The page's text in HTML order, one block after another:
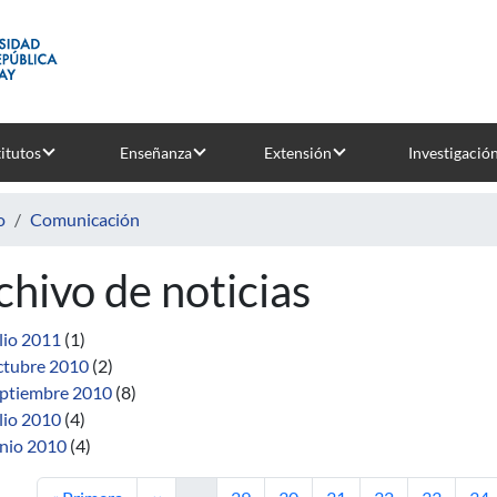
Enseñanza Extensión Investigación
Comunicación
de noticias
2011 (1)
2010 (2)
2010 (8)
2010 (4)
2010 (4)